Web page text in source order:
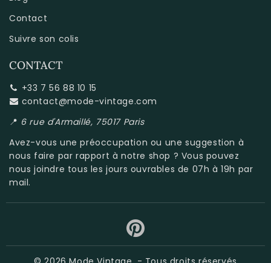
Contact
Suivre son colis
CONTACT
+33 7 56 88 10 15
contact@mode-vintage.com
📍 6 rue d'Armaillé, 75017 Paris
Avez-vous une préoccupation ou une suggestion à
nous faire par rapport ànotre shop ? Vous pouvez
nous joindre tous les jours ouvrables de 07h à 19h par
mail.